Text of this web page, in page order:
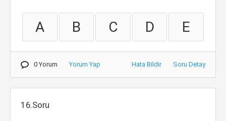
A B C D E
0 Yorum Yorum Yap Hata Bildir Soru Detay
16.Soru